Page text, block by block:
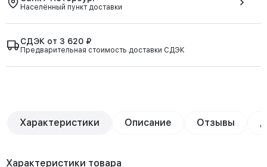
Населённый пункт доставки
СДЭК от 3 620 ₽
Предварительная стоимость доставки СДЭК
Характеристики Описание Отзывы
Характеристики товара